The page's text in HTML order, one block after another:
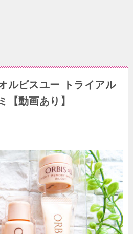
ルビスユー トライアル
【動画あり】